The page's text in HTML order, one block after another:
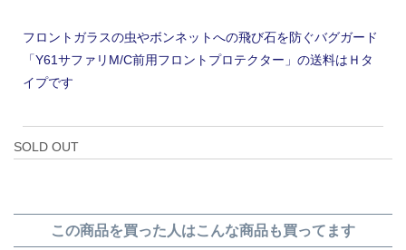
フロントガラスの虫やボンネットへの飛び石を防ぐバグガード
「Y61サファリM/C前用フロントプロテクター」の送料はＨタ
イプです
SOLD OUT
この商品を買った人はこんな商品も買ってます